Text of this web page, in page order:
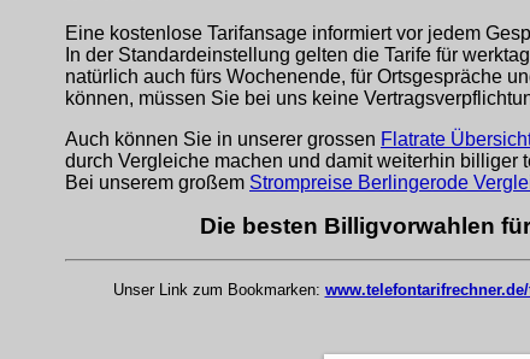
Eine kostenlose Tarifansage informiert vor jedem
In der Standardeinstellung gelten die Tarife für
natürlich auch fürs Wochenende, für Ortsgespräche
können, müssen Sie bei uns keine
Auch können Sie in unserer grossen Flatrate
durch Vergleiche machen und damit weiterhin billiger
Bei unserem großem Strompreise Berlingerode
Die besten Billigvorwahlen
Unser Link zum Bookmarken: